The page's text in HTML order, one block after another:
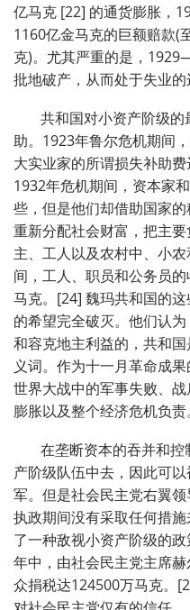
亿马克 [22] 的通货膨胀，
1160亿金马克的巨额赔款(
克)。尤其严重的是，
批地破产，从而处于失业的
共和国对小资产阶级
助。1923年鲁尔危机期间
大实业家的所谓损失补助
1932年危机期间，资本家
些，但是他们却借助国家
重新分配社会财富，把主
主、工人以及农村中、小
间，工人、职员和公务员
马克。[24] 魏玛共和国的
的希望完全破灭。他们认
和容克地主利益的，共和
义词。作为十一月革命成
世界大战中的军事失败、
膨胀以及整个经济危机负责。
在垄断资本的吞并和
产阶级队伍中去，因此可
军。但是社会民主党右翼
执政期间没有采取任何措
了一种敌视小资产阶级的
年中，由社会民主党主席
众捐税达124500万马克。